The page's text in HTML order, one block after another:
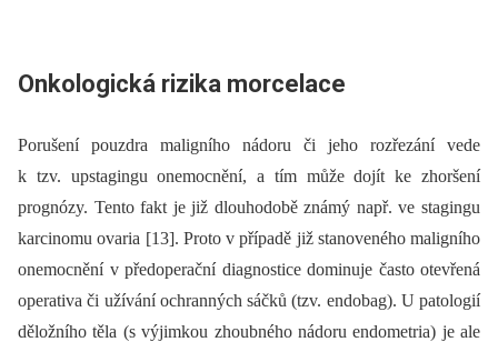
Onkologická rizika morcelace
Porušení pouzdra maligního nádoru či jeho rozřezání vede
k tzv. upstagingu onemocnění, a tím může dojít ke zhoršení
prognózy. Tento fakt je již dlouhodobě známý např. ve stagingu
karcinomu ovaria [13]. Proto v případě již stanoveného maligního
onemocnění v předoperační dia­gnostice dominuje často otevřená
operativa či užívání ochranných sáčků (tzv. endobag). U patologií
děložního těla (s výjimkou zhoubného nádoru endometria) je ale